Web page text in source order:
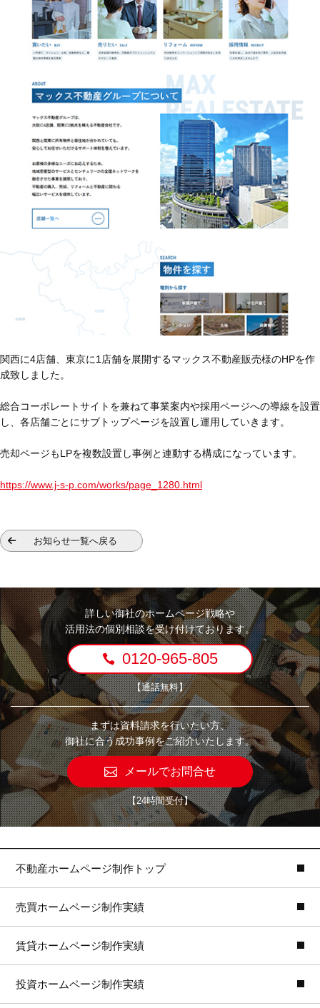
関西に4店舗、東京に1店舗を展開するマックス不動産販売様のHPを作
成致しました。
総合コーポレートサイトを兼ねて事業案内や採用ページへの導線を設置
し、各店舗ごとにサブトップページを設置し運用していきます。
売却ページもLPを複数設置し事例と連動する構成になっています。
https://www.j-s-p.com/works/page_1280.html
お知らせ一覧へ戻る
詳しい御社のホームページ戦略や
活用法の個別相談を受け付けております。
0120-965-805
【通話無料】
まずは資料請求を行いたい方、
御社に合う成功事例をご紹介いたします。
メールでお問合せ
【24時間受付】
不動産ホームページ制作トップ
売買ホームページ制作実績
賃貸ホームページ制作実績
投資ホームページ制作実績